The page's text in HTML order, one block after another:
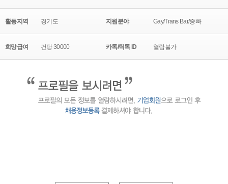
활동지역 경기도 지원분야 Gay/Trans Bar/중빠
희망급여 건당 30000 카톡/틱톡 ID 열람불가